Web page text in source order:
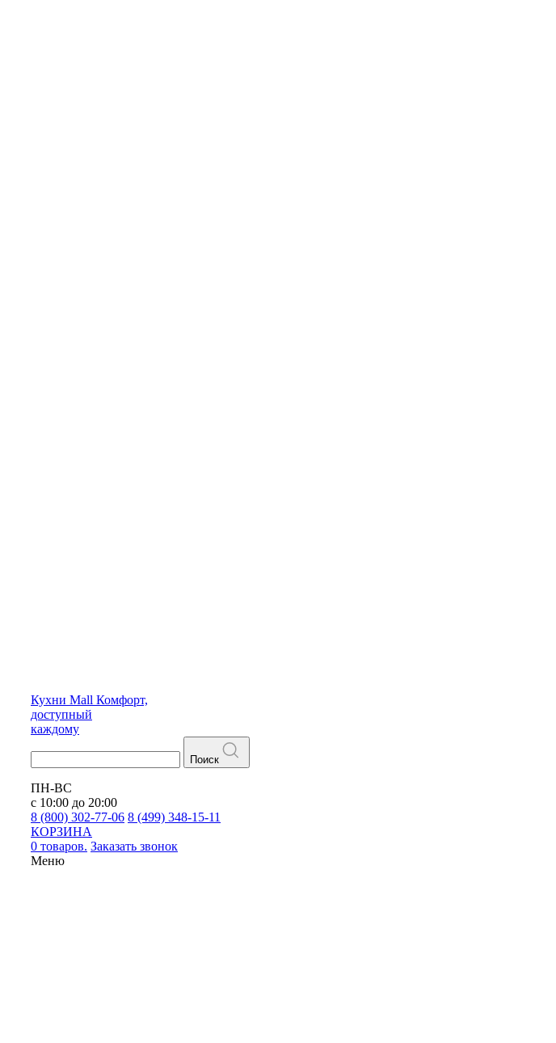
Кухни Mall Комфорт,
доступный
каждому
Поиск
ПН-ВС
с 10:00 до 20:00
8 (800) 302-77-06 8 (499) 348-15-11
КОРЗИНА
0 товаров. Заказать звонок
Меню